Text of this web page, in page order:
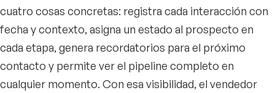
cuatro cosas concretas: registra cada interacción con
fecha y contexto, asigna un estado al prospecto en
cada etapa, genera recordatorios para el próximo
contacto y permite ver el pipeline completo en
cualquier momento. Con esa visibilidad, el vendedor